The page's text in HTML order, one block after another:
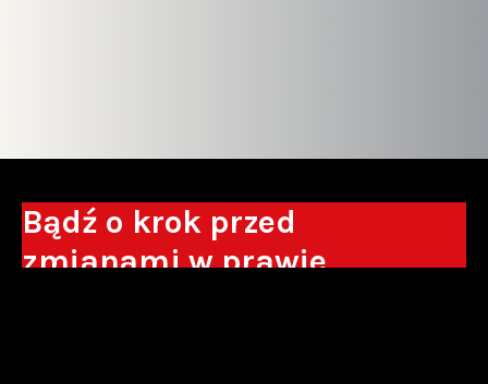
Bądź o krok przed
zmianami w prawie